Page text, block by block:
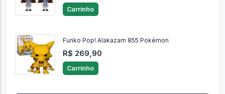
Carrinho
Funko Pop! Alakazam 855 Pokémon
R$ 269,90
Carrinho